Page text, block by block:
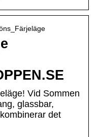
Vid Sommen
glassbar,
det